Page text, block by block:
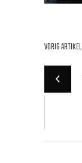
VORIG ARTIKEL